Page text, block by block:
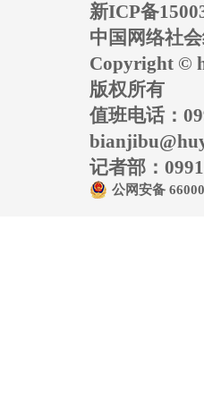
新ICP备
中国网络社
Copyright ©
版权所有
值班电话：
记者部：
公网安备